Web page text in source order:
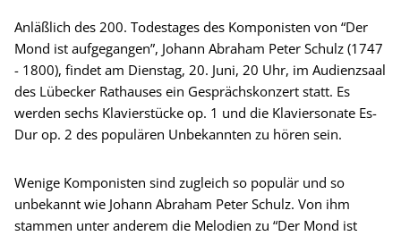
Anläßlich des 200. Todestages des Komponisten von “Der
Mond ist aufgegangen”, Johann Abraham Peter Schulz (1747
- 1800), findet am Dienstag, 20. Juni, 20 Uhr, im Audienzsaal
des Lübecker Rathauses ein Gesprächskonzert statt. Es
werden sechs Klavierstücke op. 1 und die Klaviersonate Es-
Dur op. 2 des populären Unbekannten zu hören sein.
Wenige Komponisten sind zugleich so populär und so
unbekannt wie Johann Abraham Peter Schulz. Von ihm
stammen unter anderem die Melodien zu “Der Mond ist